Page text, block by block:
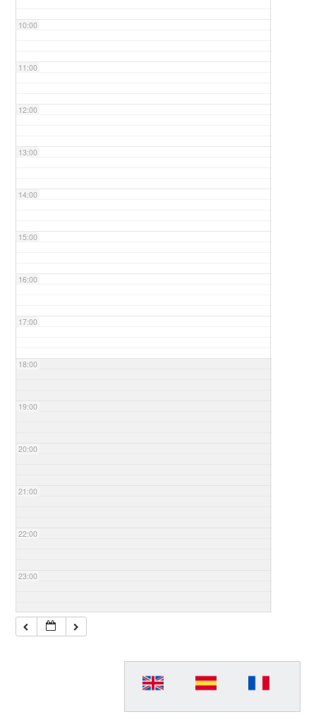
10:00
11:00
12:00
13:00
14:00
15:00
16:00
17:00
18:00
19:00
20:00
21:00
22:00
23:00